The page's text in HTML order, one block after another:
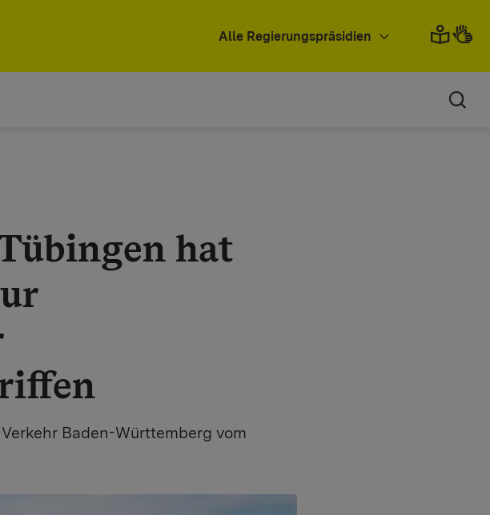
Alle Regierungspräsidien
hat
Baden-Württemberg vom